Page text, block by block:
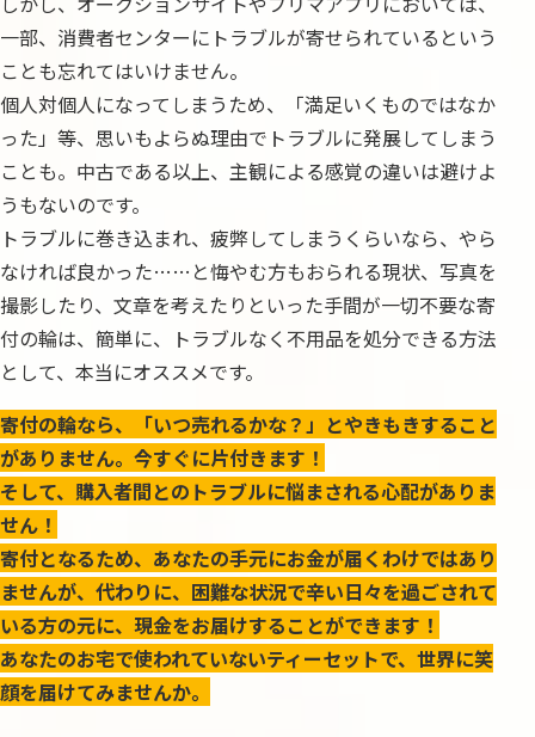
一部、消費者センターにトラブルが寄せられているという
ことも忘れてはいけません。
個人対個人になってしまうため、「満足いくものではなか
った」等、思いもよらぬ理由でトラブルに発展してしまう
ことも。中古である以上、主観による感覚の違いは避けよ
うもないのです。
トラブルに巻き込まれ、疲弊してしまうくらいなら、やら
なければ良かった……と悔やむ方もおられる現状、写真を
撮影したり、文章を考えたりといった手間が一切不要な寄
付の輪は、簡単に、トラブルなく不用品を処分できる方法
として、本当にオススメです。
寄付の輪なら、「いつ売れるかな？」とやきもきすること
がありません。今すぐに片付きます！
そして、購入者間とのトラブルに悩まされる心配がありま
せん！
寄付となるため、あなたの手元にお金が届くわけではあり
ませんが、代わりに、困難な状況で辛い日々を過ごされて
いる方の元に、現金をお届けすることができます！
あなたのお宅で使われていないティーセットで、世界に笑
顔を届けてみませんか。